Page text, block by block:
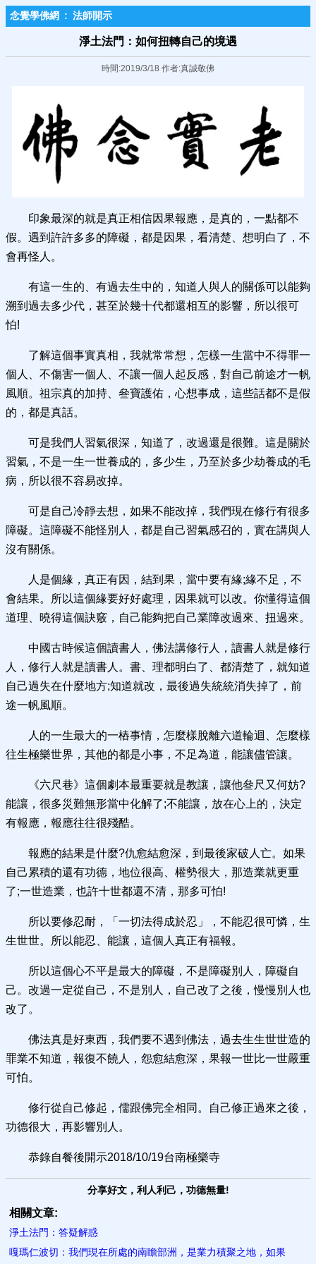
念覺學佛網 : 法師開示
淨土法門：如何扭轉自己的境遇
時間:2019/3/18 作者:真誠敬佛
印象最深的就是真正相信因果報應，是真的，一點都不
假。遇到許許多多的障礙，都是因果，看清楚、想明白了，不
會再怪人。
有這一生的、有過去生中的，知道人與人的關係可以能夠
溯到過去多少代，甚至於幾十代都還相互的影響，所以很可
怕!
了解這個事實真相，我就常常想，怎樣一生當中不得罪一
個人、不傷害一個人、不讓一個人起反感，對自己前途才一帆
風順。祖宗真的加持、叄寶護佑，心想事成，這些話都不是假
的，都是真話。
可是我們人習氣很深，知道了，改過還是很難。這是關於
習氣，不是一生一世養成的，多少生，乃至於多少劫養成的毛
病，所以很不容易改掉。
可是自己冷靜去想，如果不能改掉，我們現在修行有很多
障礙。這障礙不能怪別人，都是自己習氣感召的，實在講與人
沒有關係。
人是個緣，真正有因，結到果，當中要有緣;緣不足，不
會結果。所以這個緣要好好處理，因果就可以改。你懂得這個
道理、曉得這個訣竅，自己能夠把自己業障改過來、扭過來。
中國古時候這個讀書人，佛法講修行人，讀書人就是修行
人，修行人就是讀書人。書、理都明白了、都清楚了，就知道
自己過失在什麼地方;知道就改，最後過失統統消失掉了，前
途一帆風順。
人的一生最大的一樁事情，怎麼樣脫離六道輪迴、怎麼樣
往生極樂世界，其他的都是小事，不足為道，能讓儘管讓。
《六尺巷》這個劇本最重要就是教讓，讓他叄尺又何妨?
能讓，很多災難無形當中化解了;不能讓，放在心上的，決定
有報應，報應往往很殘酷。
報應的結果是什麼?仇愈結愈深，到最後家破人亡。如果
自己累積的還有功德，地位很高、權勢很大，那造業就更重
了;一世造業，也許十世都還不清，那多可怕!
所以要修忍耐，「一切法得成於忍」，不能忍很可憐，生
生世世。所以能忍、能讓，這個人真正有福報。
所以這個心不平是最大的障礙，不是障礙別人，障礙自
己。改過一定從自己，不是別人，自己改了之後，慢慢別人也
改了。
佛法真是好東西，我們要不遇到佛法，過去生生世世造的
罪業不知道，報復不饒人，怨愈結愈深，果報一世比一世嚴重
可怕。
修行從自己修起，儒跟佛完全相同。自己修正過來之後，
功德很大，再影響別人。
恭錄自餐後開示2018/10/19台南極樂寺
分享好文，利人利己，功德無量!
相關文章:
淨土法門：答疑解惑
嘎瑪仁波切：我們現在所處的南瞻部洲，是業力積聚之地，如果